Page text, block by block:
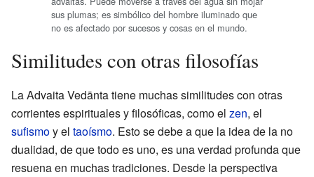
sus plumas; es simbólico del hombre iluminado que
no es afectado por sucesos y cosas en el mundo.
Similitudes con otras filosofías
La Advaita Vedānta tiene muchas similitudes con otras
corrientes espirituales y filosóficas, como el zen, el
sufismoy el taoísmo. Esto se debe a que la idea de la no
dualidad, de que todo es uno, es una verdad profunda que
resuena en muchas tradiciones. Desde la perspectiva